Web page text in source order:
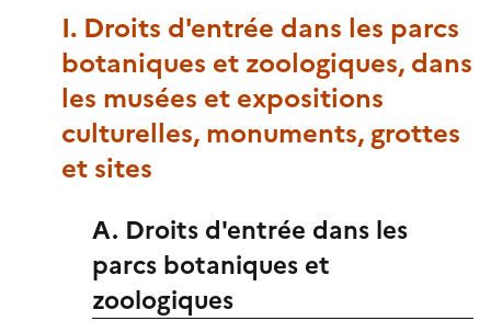
I. Droits d'entrée dans les parcs
botaniques et zoologiques, dans
les musées et expositions
culturelles, monuments, grottes
et sites
A. Droits d'entrée dans les
parcs botaniques et
zoologiques